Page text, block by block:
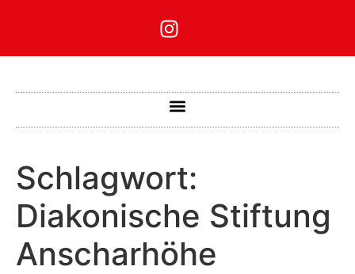
Schlagwort:
Diakonische Stiftung
Anscharhöhe